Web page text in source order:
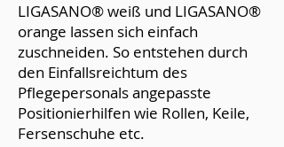
LIGASANO® weiß und LIGASANO®
orange lassen sich einfach
zuschneiden. So entstehen durch
den Einfallsreichtum des
Pflegepersonals angepasste
Positionierhilfen wie Rollen, Keile,
Fersenschuhe etc.